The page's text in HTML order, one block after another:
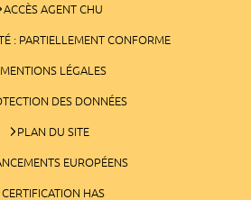
ACCÈS AGENT CHU
: PARTIELLEMENT CONFORME
MENTIONS LÉGALES
DES DONNÉES
PLAN DU SITE
EUROPÉENS
CERTIFICATION HAS